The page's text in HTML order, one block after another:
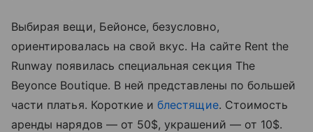
Выбирая вещи, Бейонсе, безусловно,
ориентировалась на свой вкус. На сайте Rent the
Runway появилась специальная секция The
Beyonce Boutique. В ней представлены по большей
части платья. Короткие иблестящие. Стоимость
аренды нарядов — от 50$, украшений — от 10$.